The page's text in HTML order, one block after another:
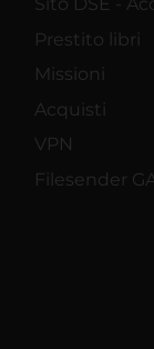
Prestito libri
Missioni
Acquisti
VPN
Filesender